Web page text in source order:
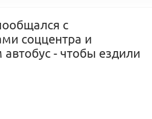
с
соццентра и
- чтобы ездили